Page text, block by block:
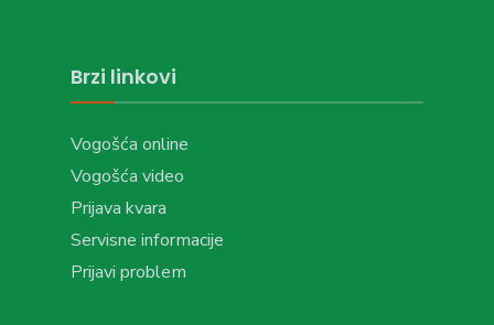
Brzi linkovi
Vogošća online
Vogošća video
Prijava kvara
Servisne informacije
Prijavi problem